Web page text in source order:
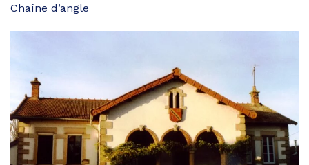
Chaîne d’angle